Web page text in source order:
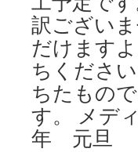
訳ござい
だけます
ちくださ
ちたもの
す。 メデ
年 元旦